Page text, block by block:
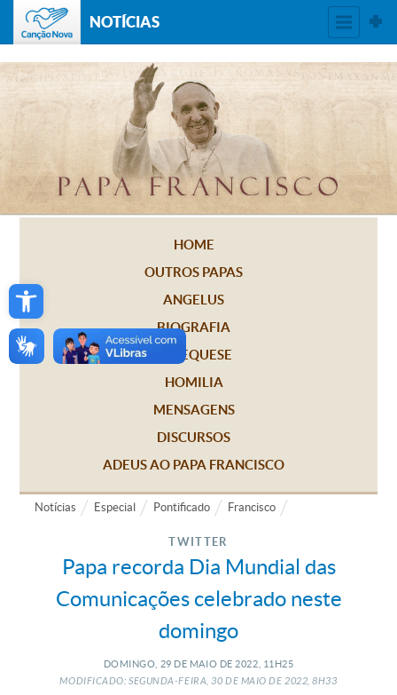
Open toolbar
NOTÍCIAS
HOME
OUTROS PAPAS
ANGELUS
BIOGRAFIA
CATEQUESE
HOMILIA
MENSAGENS
DISCURSOS
ADEUS AO PAPA FRANCISCO
Notícias Especial Pontificado Francisco
TWITTER
Papa recorda Dia Mundial das
Comunicações celebrado neste
domingo
DOMINGO, 29 DE MAIO DE 2022, 11H25
MODIFICADO: SEGUNDA-FEIRA, 30 DE MAIO DE2022, 8H33